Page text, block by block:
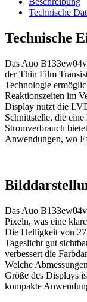
Technische
Technische
Das Auo
der Thin Film
Technologie
Reaktionszeiten im
Display nutzt die
Schnittstelle, die
Stromverbrauch
Anwendungen, wo
Das Auo
Pixeln, was eine
Die Helligkeit von
Tageslicht gut
verbessert die
Welche
Größe des Displays
kompakte